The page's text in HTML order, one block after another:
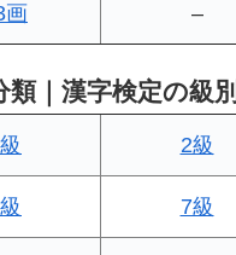
画 –
類｜漢字検定の級別
2級
7級